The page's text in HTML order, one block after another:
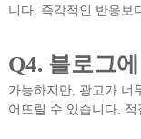
니다. 즉각적인 반응보
Q4. 블로그
가능하지만, 광고가 너
어뜨릴 수 있습니다.